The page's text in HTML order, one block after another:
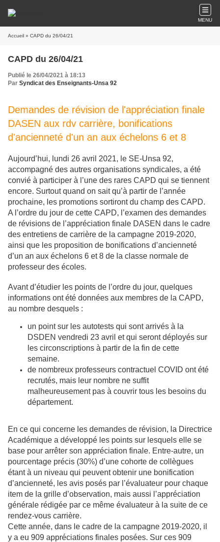
MENU
Accueil » CAPD du 26/04/21
CAPD du 26/04/21
Publié le 26/04/2021 à 18:13
Par Syndicat des Enseignants-Unsa 92
Demandes de révision de l'appréciation finale
DASEN aux rdv carrière, bonifications
d'ancienneté d'un an aux échelons 6 et 8
Aujourd’hui, lundi 26 avril 2021, le SE-Unsa 92,
accompagné des autres organisations syndicales, a été
convié à participer à l’une des rares CAPD qui se tiennent
encore. Surtout quand on sait qu’à partir de l’année
prochaine, les promotions sortiront du champ des CAPD.
A l’ordre du jour de cette CAPD, l’examen des demandes
de révisions de l’appréciation finale DASEN dans le cadre
des entretiens de carrière de la campagne 2019-2020,
ainsi que les proposition de bonifications d’ancienneté
d’un an aux échelons 6 et 8 de la classe normale de
professeur des écoles.
Avant d’étudier les points de l’ordre du jour, quelques
informations ont été données aux membres de la CAPD,
au nombre desquels :
un point sur les autotests qui sont arrivés à la
DSDEN vendredi 23 avril et qui seront déployés sur
les circonscriptions à partir de la fin de cette
semaine.
de nombreux professeurs contractuel COVID ont été
recrutés, mais leur nombre ne suffit
malheureusement pas à couvrir tous les besoins du
département.
En ce qui concerne les demandes de révision, la Directrice
Académique a développé les points sur lesquels elle se
base pour arrêter son appréciation finale. Entre-autre, un
pourcentage précis (30%) d’une cohorte de collègues
étant à un niveau qui peuvent obtenir une bonification
d’ancienneté, les avis posés par l’évaluateur pour chaque
item de la grille d’observation, mais aussi l’appréciation
générale rédigée par ce même évaluateur à la suite de ce
rendez-vous carrière.
Cette année, dans le cadre de la campagne 2019-2020, il
y a eu 909 appréciations finales posées. Sur ces 909